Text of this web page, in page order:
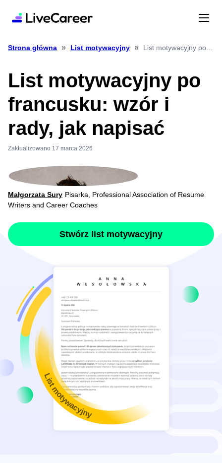
Strona główna » List motywacyjny »
List motywacyjny po
francusku: wzór i
rady, jak napisać
Zaktualizowano 17 marca 2026
Małgorzata Sury Pisarka, Professional Association of Resume
Writers and Career Coaches
Stwórz list motywacyjny
List motywacyjny